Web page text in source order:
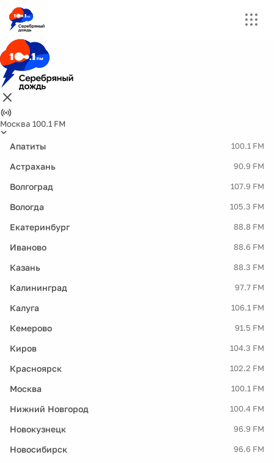
Москва 100.1 FM
Апатиты 100.1 FM
Астрахань 90.9 FM
Волгоград 107.9 FM
Вологда 105.3 FM
Екатеринбург 88.8 FM
Иваново 88.6 FM
Казань 88.3 FM
Калининград 97.7 FM
Калуга 106.1 FM
Кемерово 91.5 FM
Киров 104.3 FM
Красноярск 102.2 FM
Москва 100.1 FM
Нижний Новгород 100.4 FM
Новокузнецк 96.9 FM
Новосибирск 96.6 FM